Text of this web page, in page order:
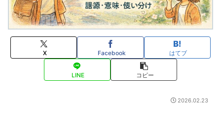
X Facebook はてブ
LINE コピー
2026.02.23